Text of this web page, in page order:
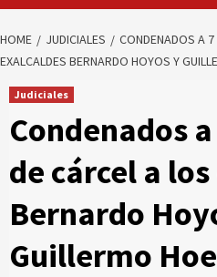
HOME JUDICIALES
CONDENADOS A
EXALCALDES BERNARDO HOYOS Y
Judiciales
Condenados
de cárcel a
Bernardo
Guillermo